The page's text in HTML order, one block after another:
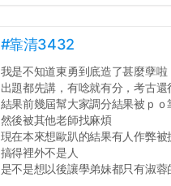
#靠清3432
我是不知道東勇到底造了甚麼孽啦
出題都先講，有唸就有分，考古
結果前幾屆幫大家調分結果被ｐｏ
然後被其他老師找麻煩
現在本來想歐趴的結果有人作弊被
搞得裡外不是人
是不是想以後讓學弟妹都只有淑蓉